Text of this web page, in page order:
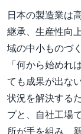
日本の製造業は
継承、生産性向
域の中小ものづ
「何から始めれ
ても成果が出な
状況を解決する
プと、自社工場
所が手を組み、